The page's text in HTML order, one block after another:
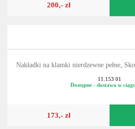
200,- zł
Nakładki na klamki nierdzewne pełne,
11.153 01
Dostępne - dostawa w
173,- zł